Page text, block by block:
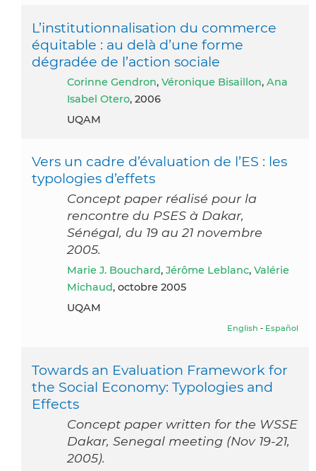
L’institutionnalisation du commerce
équitable : au delà d’une forme
dégradée de l’action sociale
Corinne Gendron, Véronique Bisaillon, Ana
Isabel Otero, 2006
UQAM
Vers un cadre d’évaluation de l’ES : les
typologies d’effets
Concept paper réalisé pour la
rencontre du PSES à Dakar,
Sénégal, du 19 au 21 novembre
2005.
Marie J. Bouchard, Jérôme Leblanc, Valérie
Michaud, octobre 2005
UQAM
English - Español
Towards an Evaluation Framework for
the Social Economy: Typologies and
Effects
Concept paper written for the WSSE
Dakar, Senegal meeting (Nov 19-21,
2005).